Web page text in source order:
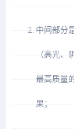
中间部分
（高光
最高质量
果；